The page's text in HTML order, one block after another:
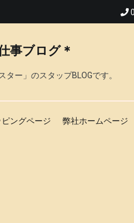
事ブログ＊
ー」のスタップBLOGです。
ングページ 弊社ホームページ